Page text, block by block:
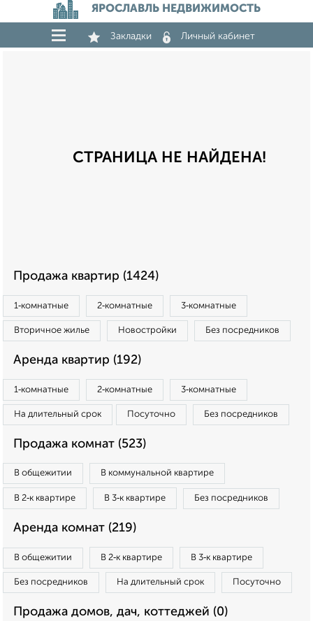
ЯРОСЛАВЛЬ НЕДВИЖИМОСТЬ
Закладки Личный кабинет
СТРАНИЦА НЕ НАЙДЕНА!
Продажа квартир (1424)
1‑комнатные 2‑комнатные 3‑комнатные
Вторичное жилье Новостройки Без посредников
Аренда квартир (192)
1‑комнатные 2‑комнатные 3‑комнатные
На длительный срок Посуточно Без посредников
Продажа комнат (523)
В общежитии В коммунальной квартире
В 2‑к квартире В 3‑к квартире Без посредников
Аренда комнат (219)
В общежитии В 2‑к квартире В 3‑к квартире
Без посредников На длительный срок Посуточно
Продажа домов, дач, коттеджей (0)